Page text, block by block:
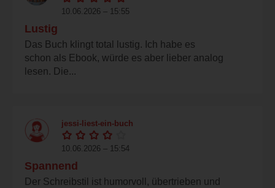
10.06.2026 – 15:55
Lustig
Das Buch klingt total lustig. Ich habe es
schon als Ebook, würde es aber lieber analog
lesen. Die...
jessi-liest-ein-buch
10.06.2026 – 15:54
Spannend
Der Schreibstil ist humorvoll, übertrieben und